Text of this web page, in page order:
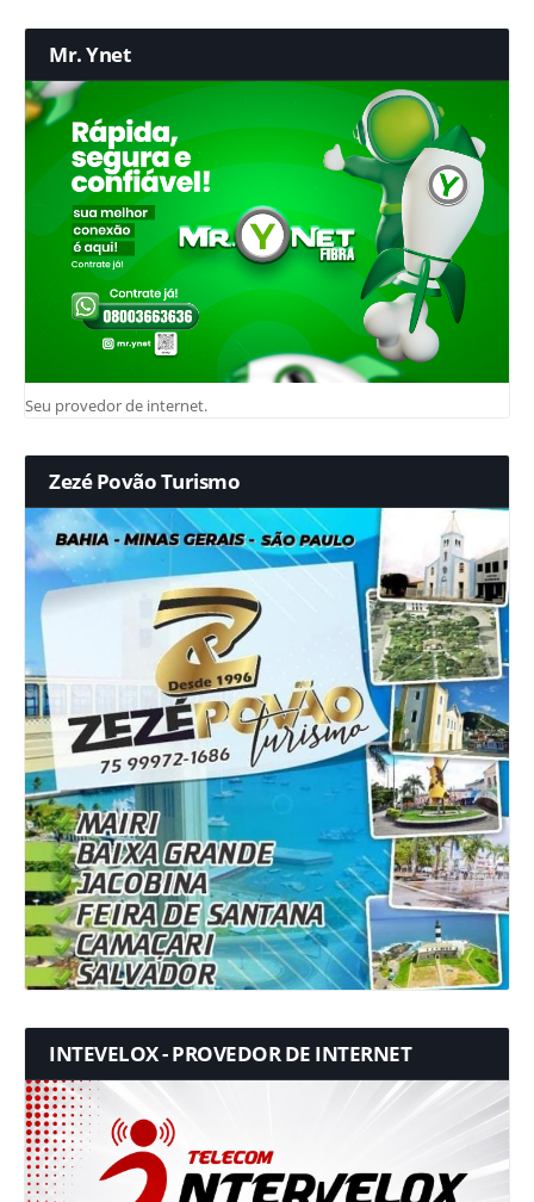
Mr. Ynet
Seu provedor de internet.
Zezé Povão Turismo
INTEVELOX - PROVEDOR DE INTERNET